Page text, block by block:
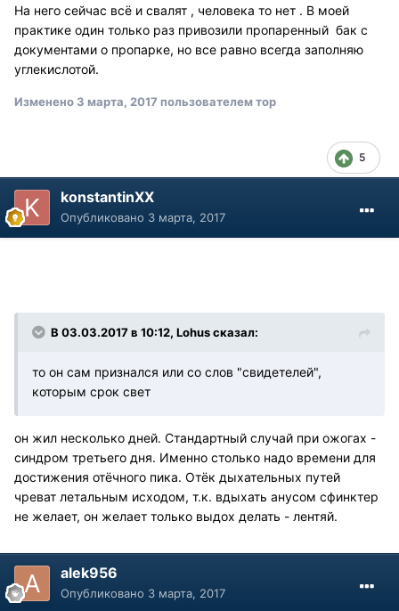
На него сейчас всё и свалят , человека то нет . В моей
практике один только раз привозили пропаренный бак с
документами о пропарке, но все равно всегда заполняю
углекислотой.
Изменено 3 марта, 2017 пользователем тор
5
konstantinXX
Опубликовано 3 марта, 2017
В 03.03.2017 в 10:12, Lohus сказал:
то он сам признался или со слов "свидетелей",
которым срок свет
он жил несколько дней. Стандартный случай при ожогах -
синдром третьего дня. Именно столько надо времени для
достижения отёчного пика. Отёк дыхательных путей
чреват летальным исходом, т.к. вдыхать анусом сфинктер
не желает, он желает только выдох делать - лентяй.
alek956
Опубликовано 3 марта, 2017